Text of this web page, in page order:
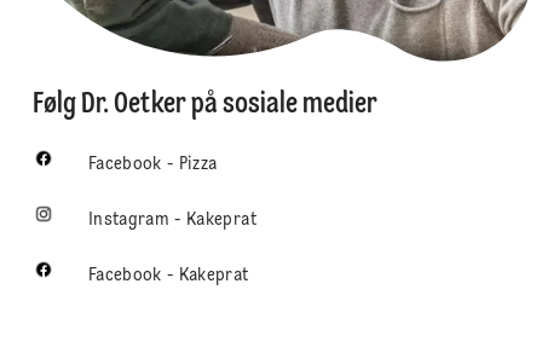
Følg Dr. Oetker på sosiale medier
Facebook - Pizza
Instagram - Kakeprat
Facebook - Kakeprat